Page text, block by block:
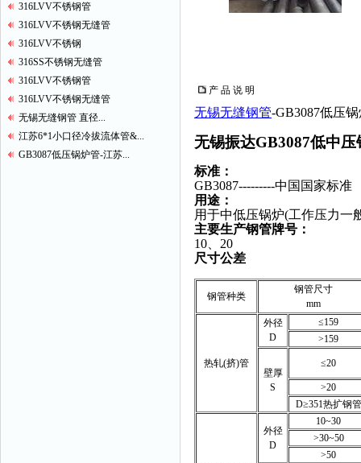
316LVV不锈钢管
316LVV不锈钢无缝管
316LVV不锈钢
316SS不锈钢无缝管
316LVV不锈钢管
316LVV不锈钢无缝管
无锡无缝钢管 直径...
江苏6*1小口径冷拔流体管&...
GB3087低压锅炉管-江苏...
产 品 说 明
无锡无缝钢管-GB3087低压
无锡振达GB3087低中
标准：
GB3087---------中国国家标准
用途：
用于中低压锅炉(工作压力一
主要生产钢管牌号：
10、20
尺寸公差
钢管种类
钢管尺寸
mm
热轧(挤)管
外径
D
≤159
>159
壁厚
S
≤20
>20
D≥351热扩钢管
外径
D
10~30
>30~50
>50